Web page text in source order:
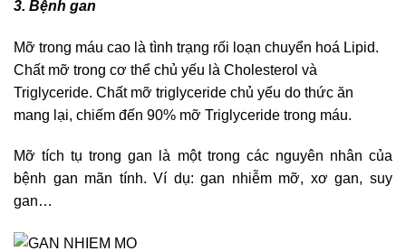
3. Bệnh gan
Mỡ trong máu cao là tình trạng rối loạn chuyển hoá Lipid.
Chất mỡ trong cơ thể chủ yếu là Cholesterol và
Triglyceride. Chất mỡ triglyceride chủ yếu do thức ăn
mang lại, chiếm đến 90% mỡ Triglyceride trong máu.
Mỡ tích tụ trong gan là một trong các nguyên nhân của
bệnh gan mãn tính. Ví dụ: gan nhiễm mỡ, xơ gan, suy
gan…